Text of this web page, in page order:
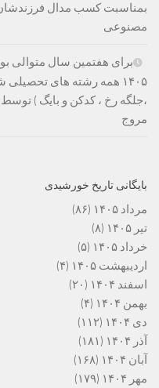
بمناسبت کسب مدال
مصنوعی
برای هفتمین سال متوالی
۱۴۰۵ همه رشته های
،جلگه رخ ، کدکن و بایگ )
مروج
بایگانی تاریخ خورشیدی
مرداد ۱۴۰۵
(۸۶)
تیر ۱۴۰۵
(۸)
خرداد ۱۴۰۵
(۵)
اردیبهشت ۱۴۰۵
(۴)
اسفند ۱۴۰۴
(۲۰)
بهمن ۱۴۰۴
(۴)
دی ۱۴۰۴
(۱۱۲)
آذر ۱۴۰۴
(۱۸۱)
آبان ۱۴۰۴
(۱۶۸)
مهر ۱۴۰۴
(۱۷۹)